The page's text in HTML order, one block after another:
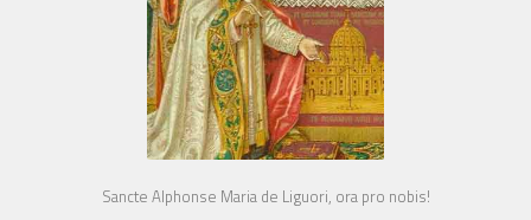
Sancte Alphonse Maria de Liguori, ora pro nobis!